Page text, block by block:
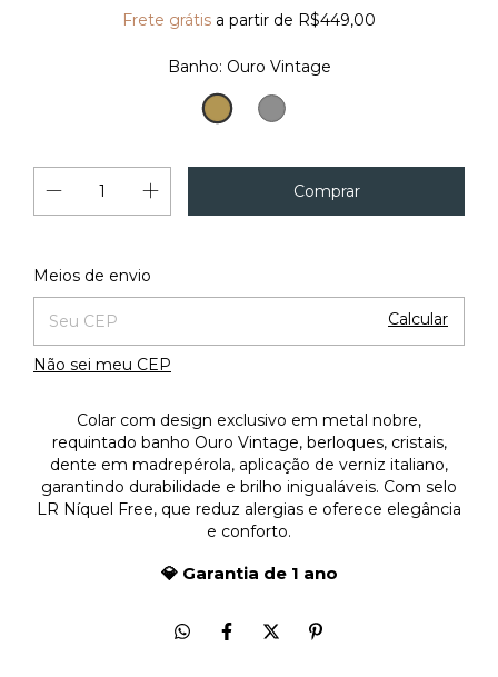
Frete grátis a partir de R$449,00
Banho: Ouro Vintage
Ouro
Vintage
Prata
Vintage
Entregas para o CEP:
Meios de envio
Calcular
Não sei meu CEP
Colar com design exclusivo em metal nobre,
requintado banho Ouro Vintage, berloques, cristais,
dente em madrepérola, aplicação de verniz italiano,
garantindo durabilidade e brilho inigualáveis. Com selo
LR Níquel Free, que reduz alergias e oferece elegância
e conforto.
💎 Garantia de 1 ano